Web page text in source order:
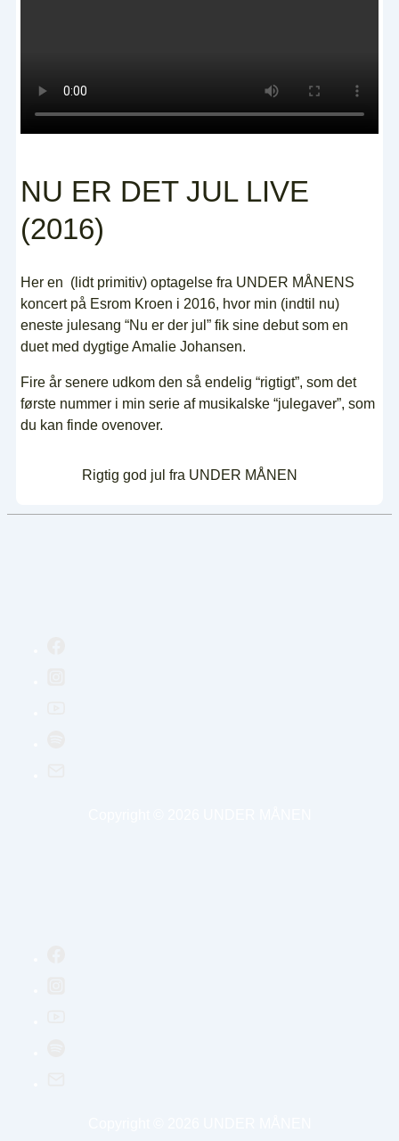
NU ER DET JUL LIVE
(2016)
Her en (lidt primitiv) optagelse fra UNDER MÅNENS
koncert på Esrom Kroen i 2016, hvor min (indtil nu)
eneste julesang “Nu er der jul” fik sine debut som en
duet med dygtige Amalie Johansen.
Fire år senere udkom den så endelig “rigtigt”, som det
første nummer i min serie af musikalske “julegaver”, som
du kan finde ovenover.
Rigtig god jul fra UNDER MÅNEN